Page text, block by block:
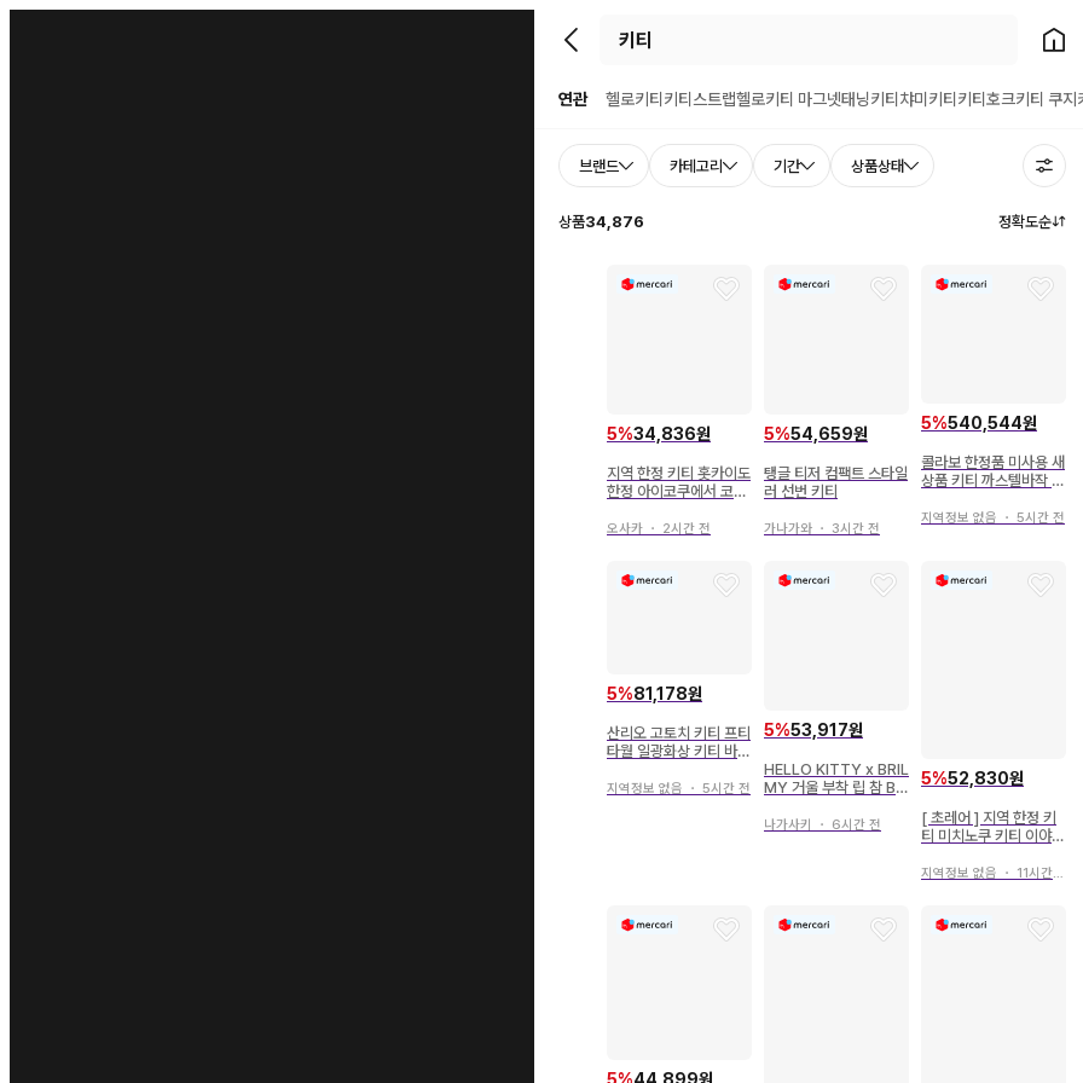
뒤로가기 홈으로
연관 헬로키티 키티스트랩헬로키티 마그넷태닝키티 챠미키티 키티호크키티 쿠지
브랜드 카테고리 기간 상품상태
상품34,876 정확도순
5%34,836원
지역 한정 키티 홋카이도
한정 아이코쿠에서 코후
오사카 ・ 2시간 전
5%54,659원
탱글 티저 컴팩트 스타일
러 선번 키티
가나가와 ・ 3시간 전
5%540,544원
콜라보 한정품 미사용 새
상품 키티 까스텔바작 숄
지역정보 없음 ・ 5시간 전
5%81,178원
산리오 고토치 키티 프티
타월 일광화상 키티 바다
도
지역정보 없음 ・ 5시간 전
5%53,917원
HELLO KITTY x BRIL
MY 거울 부착 립 참 BL
나가사키 ・ 6시간 전
5%52,830원
[ 초레어 ] 지역 한정 키
티 미치노쿠 키티 이야기
지역정보 없음 ・ 11시간 전